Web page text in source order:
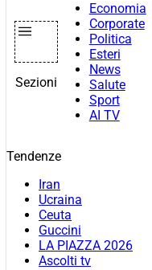
Sezioni
Economia
Corporate
Politica
Esteri
News
Salute
Sport
AI TV
Tendenze
Iran
Ucraina
Ceuta
Guccini
LA PIAZZA 2026
Ascolti tv